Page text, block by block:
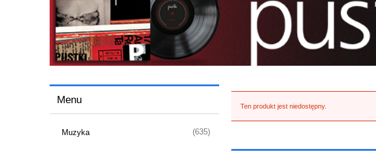
Menu
Muzyka (635)
Ten produkt jest niedostępny.